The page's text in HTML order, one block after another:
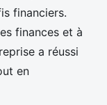
financiers.
finances et à
a réussi
en